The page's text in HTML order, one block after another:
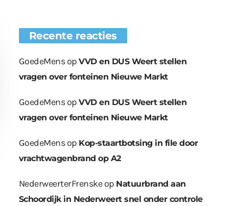
Nieuwe bomen
Wat er in kan, kan er
Bende bij
Recente reacties
GoedeMensopVVD en DUS Weert stellen
vragen over fonteinen Nieuwe Markt
GoedeMensopVVD en DUS Weert stellen
vragen over fonteinen Nieuwe Markt
GoedeMensop Kop-staartbotsing in file door
vrachtwagenbrand op A2
NederweerterFrenskeop Natuurbrand aan
Schoordijk in Nederweert snel onder controle